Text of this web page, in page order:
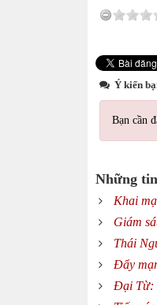
Ý kiến
Bạn cần
Những
Khai
Giám
Thái
Đẩy
Đại Từ: